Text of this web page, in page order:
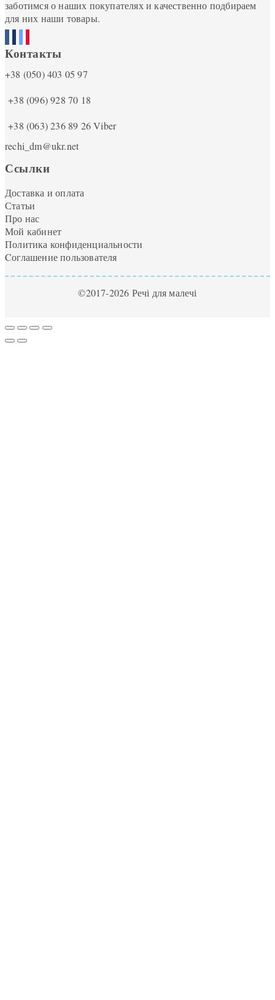
заботимся о наших покупателях и качественно подбираем
для них наши товары.
Контакты
+38 (050) 403 05 97
+38 (096) 928 70 18
+38 (063) 236 89 26Viber
rechi_dm@ukr.net
Ссылки
Доставка и оплата
Статьи
Про нас
Мой кабинет
Политика конфиденциальности
Cоглашение пользователя
©2017-2026 Речі для малечі